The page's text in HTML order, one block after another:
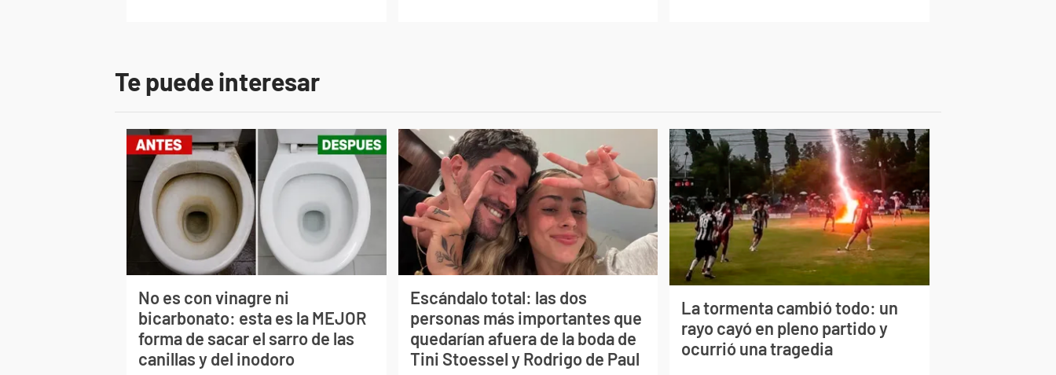
Te puede interesar
No es con vinagre ni
bicarbonato: esta es la MEJOR
forma de sacar el sarro de las
canillas y del inodoro
Escándalo total: las dos
personas más importantes que
quedarían afuera de la boda de
Tini Stoessel y Rodrigo de Paul
La tormenta cambió todo: un
rayo cayó en pleno partido y
ocurrió una tragedia